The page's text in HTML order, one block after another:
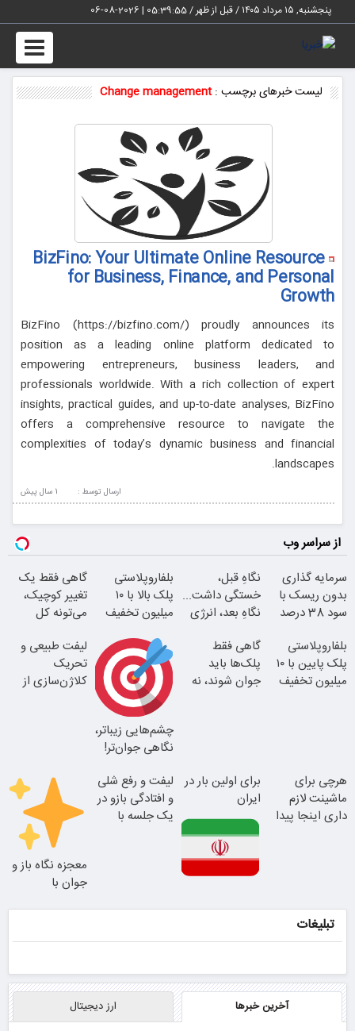
پنجشنبه, ۱۵ مرداد ۱۴۰۵ / قبل از ظهر / 05:39:56
|
2026-08-06
Toggle
لیست خبرهای برچسب :Change management
BizFino: Your Ultimate Online Resource
for Business, Finance, and Personal
Growth
BizFino (https://bizfino.com/) proudly announces its
position as a leading online platform dedicated to
empowering entrepreneurs, business leaders, and
professionals worldwide. With a rich collection of expert
insights, practical guides, and up-to-date analyses, BizFino
offers a comprehensive resource to navigate the
complexities of today’s dynamic business and financial
landscapes.
1 سال پيش ارسال توسط :
از سراسر وب
سرمایه گذاری
بدون ریسک با
سود 38 درصد
نگاهِ قبل،
خستگی داشت...
نگاهِ بعد، انرژی
بلفاروپلاستی
پلک بالا با ۱۰
میلیون تخفیف
گاهی فقط یک
تغییر کوچیک،
می‌تونه کل
کنه
بلفاروپلاستی
پلک پایین با ۱۰
میلیون تخفیف
گاهی فقط
پلک‌ها باید
جوان شوند، نه
نتیجه‌ای طبیعی
چشم‌هایی زیباتر،
نگاهی جوان‌تر!
لیفت طبیعی و
تحریک
کلاژن‌سازی از
جوان شو
هرچی برای
ماشینت لازم
داری اینجا پیدا
برای اولین بار در
ایران
لیفت و رفع شلی
و افتادگی بازو در
یک جلسه با
معجزه نگاه باز و
جوان با
تبلیغات
آخرین خبرها ارز دیجیتال